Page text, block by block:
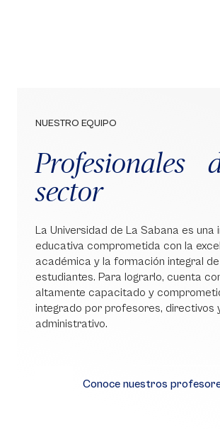
NUESTRO EQUIPO
Profesionales
sector
La Universidad de La Sabana es una
educativa comprometida con la
académica y la formación integral
estudiantes. Para lograrlo, cuenta
altamente capacitado y
integrado por profesores, directivos
administrativo.
Conoce nuestros